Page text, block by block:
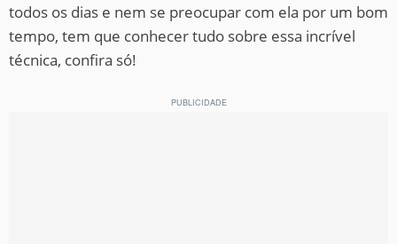
todos os dias e nem se preocupar com ela por um bom
tempo, tem que conhecer tudo sobre essa incrível
técnica, confira só!